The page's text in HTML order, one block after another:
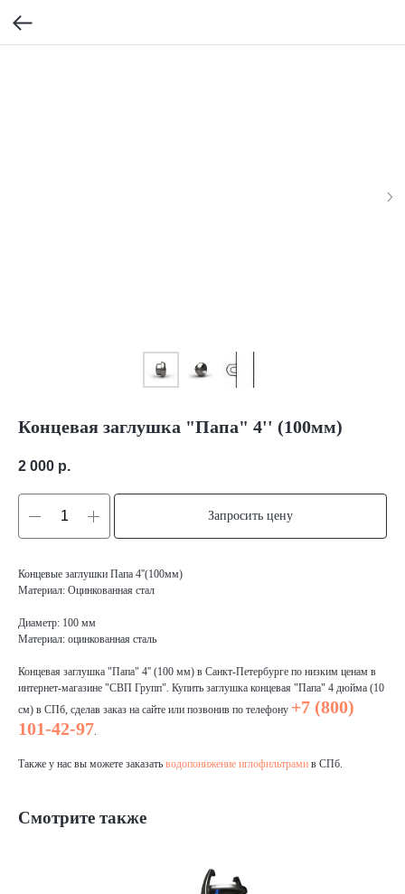
Концевая заглушка "Папа" 4'' (100мм)
2 000 р.
Запросить цену
Концевые заглушки Папа 4''(100мм)
Материал: Оцинкованная стал
Диаметр: 100 мм
Материал: оцинкованная сталь
Концевая заглушка "Папа" 4'' (100 мм) в Санкт-Петербурге по низким ценам в
интернет-магазине "СВП Групп". Купить заглушка концевая "Папа" 4 дюйма (10
см) в СПб, сделав заказ на сайте или позвонив по телефону +7 (800)
101-42-97.
Также у нас вы можете заказать водопонижение иглофильтрами в СПб.
Смотрите также